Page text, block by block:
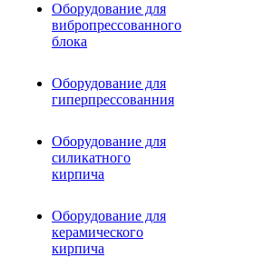
Оборудование для
вибропрессованного
блока
Оборудование для
гиперпрессованния
Оборудование для
силикатного
кирпича
Оборудование для
керамического
кирпича